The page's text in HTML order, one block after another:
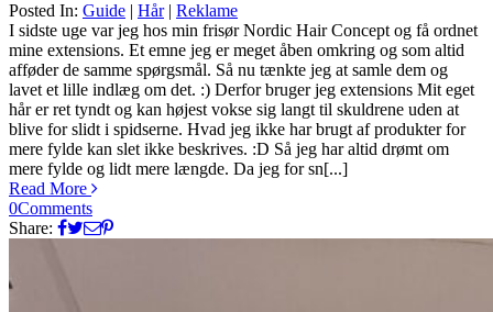
Posted In: Guide | Hår| Reklame
Silke
I sidste uge var jeg hos min frisør Nordic Hair Concept og få ordnet
mine extensions. Et emne jeg er meget åben omkring og som altid
afføder de samme spørgsmål. Så nu tænkte jeg at samle dem og
lavet et lille indlæg om det. :) Derfor bruger jeg extensions Mit eget
hår er ret tyndt og kan højest vokse sig langt til skuldrene uden at
blive for slidt i spidserne. Hvad jeg ikke har brugt af produkter for
mere fylde kan slet ikke beskrives. :D Så jeg har altid drømt om
mere fylde og lidt mere længde. Da jeg for sn[...]
Read More
0Comments
Share: